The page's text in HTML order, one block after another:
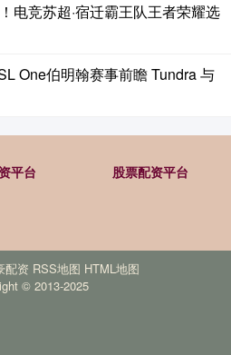
电竞苏超·宿迁霸王队王者荣耀选
One伯明翰赛事前瞻 Tundra 与
平台 股票配资平台
配资 RSS地图 HTML地图
© 2013-2025